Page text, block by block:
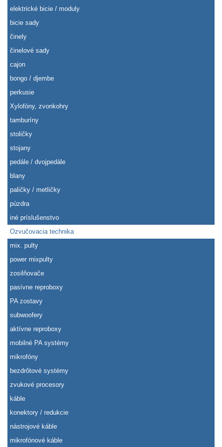
elektrické bicie / moduly
bicie sady
činely
činelové sady
cajon
bongo / djembe
perkusie
Xylofóny, zvonkohry
tamburíny
stoličky
stojany
pedále / dvojpedále
blany
paličky / metličky
púzdra
iné príslušenstvo
Ozvučovacia technika
mix. pulty
power mixpulty
zosilňovače
pasívne reproboxy
PA zostavy
subwoofery
aktívne reproboxy
mobilné PA systémy
mikrofóny
bezdrôtové systémy
zvukové procesory
káble
konektory / redukcie
nástrojové káble
mikrofónové káble